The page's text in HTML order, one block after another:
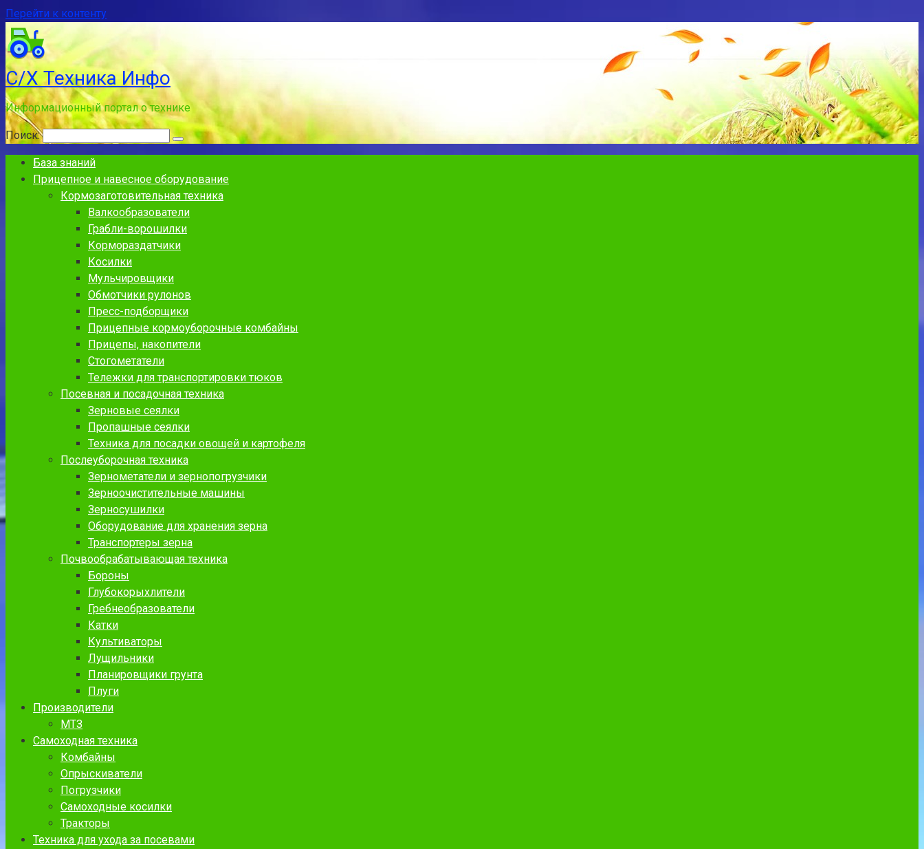
Перейти к контенту
С/Х Техника Инфо
Информационный портал о технике
Поиск:
База знаний
Прицепное и навесное оборудование
Кормозаготовительная техника
Валкообразователи
Грабли-ворошилки
Кормораздатчики
Косилки
Мульчировщики
Обмотчики рулонов
Пресс-подборщики
Прицепные кормоуборочные комбайны
Прицепы, накопители
Стогометатели
Тележки для транспортировки тюков
Посевная и посадочная техника
Зерновые сеялки
Пропашные сеялки
Техника для посадки овощей и картофеля
Послеуборочная техника
Зернометатели и зернопогрузчики
Зерноочистительные машины
Зерносушилки
Оборудование для хранения зерна
Транспортеры зерна
Почвообрабатывающая техника
Бороны
Глубокорыхлители
Гребнеобразователи
Катки
Культиваторы
Лущильники
Планировщики грунта
Плуги
Производители
МТЗ
Самоходная техника
Комбайны
Опрыскиватели
Погрузчики
Самоходные косилки
Тракторы
Техника для ухода за посевами